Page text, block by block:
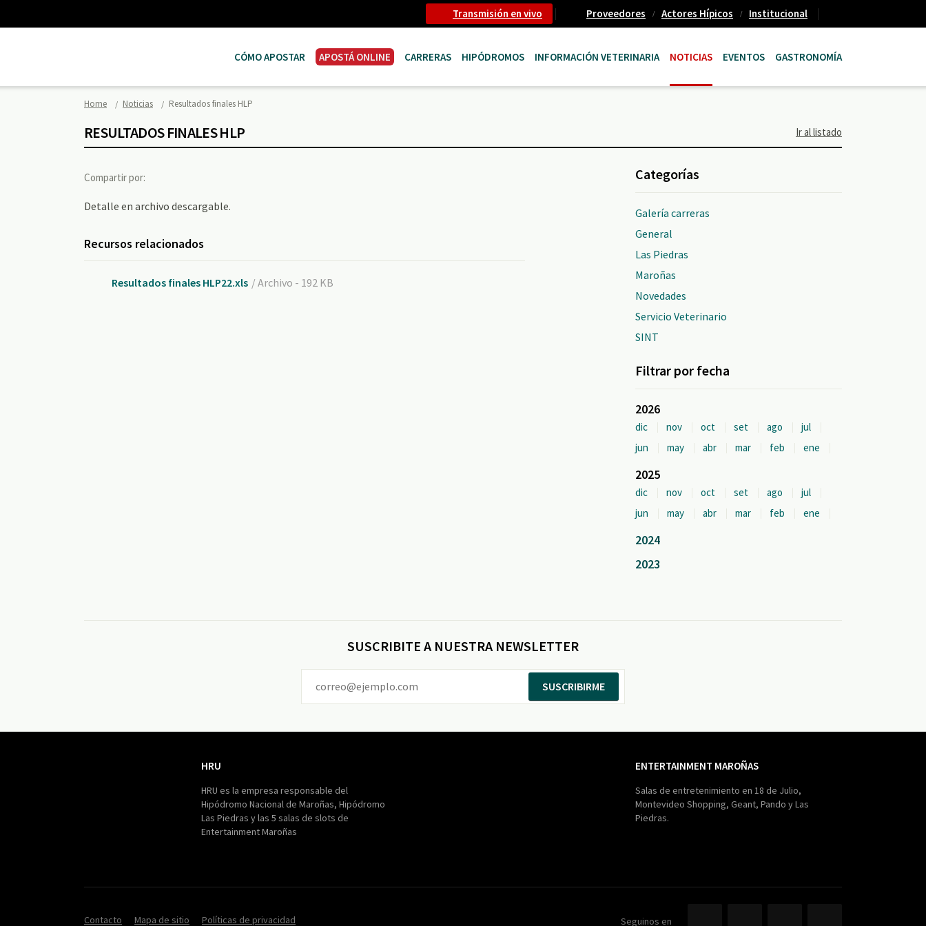
Transmisión en vivo Proveedores Actores Hípicos Institucional
CÓMO APOSTAR APOSTÁ ONLINE CARRERAS HIPÓDROMOS INFORMACIÓN VETERINARIA NOTICIAS EVENTOS GASTRONOMÍA
Home Noticias Resultados finales HLP
RESULTADOS FINALES HLP Ir al listado
Compartir por:
Detalle en archivo descargable.
Recursos relacionados
Resultados finales HLP22.xls / Archivo - 192 KB
Categorías
Galería carreras
General
Las Piedras
Maroñas
Novedades
Servicio Veterinario
SINT
Filtrar por fecha
2026
dic nov oct set ago
jul
jun
may abr mar feb ene
2025
dic nov oct set ago
jul
jun
may abr mar feb ene
2024
2023
SUSCRIBITE A NUESTRA NEWSLETTER
SUSCRIBIRME
HRU
HRU es la empresa responsable del
Hipódromo Nacional de Maroñas, Hipódromo
Las Piedras y las 5 salas de slots de
Entertainment Maroñas
ENTERTAINMENT MAROÑAS
Salas de entretenimiento en 18 de Julio,
Montevideo Shopping, Geant, Pando y Las
Piedras.
Contacto Mapa de sitio Políticas de privacidad Seguinos en